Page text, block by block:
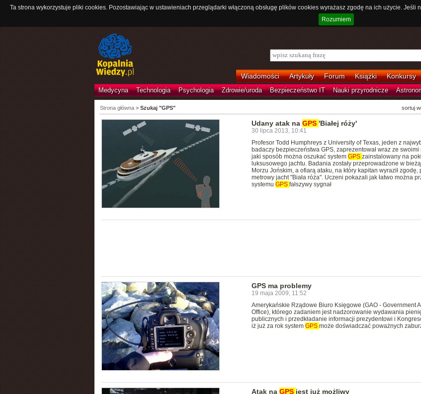
Ta strona wykorzystuje pliki cookies. Pozostawiając w ustawieniach przeglądarki włączoną obsługę plików cookies wyrażasz zgodę na ich użycie.
Rozumiem
Wiadomości Artykuły Forum Książki Konkursy
Medycyna Technologia Psychologia Zdrowie/uroda Bezpieczeństwo IT Nauki przyrodnicze
sortuj
Strona główna> Szukaj "GPS"
Udany atak na GPS 'Białej róży'
30 lipca 2013, 10:41
Profesor Todd Humphreys z University of Texas, jeden z
badaczy bezpieczeństwa GPS, zaprezentował wraz ze swoimi
jaki sposób można oszukać system GPS zainstalowany na
luksusowego jachtu. Badania zostały przeprowadzone w
Morzu Jońskim, a ofiarą ataku, na który kapitan wyraził zgodę,
metrowy jacht "Biała róża". Uczeni pokazali jak łatwo można
systemu GPS fałszywy sygnał
GPS ma problemy
19 maja 2009, 11:52
Amerykańskie Rządowe Biuro Księgowe (GAO - Government
Office), którego zadaniem jest nadzorowanie wydawania
publicznych i przedkładanie informacji prezydentowi i
iż już za rok system GPS może doświadczać poważnych
Atak na GPS jest już możliwy